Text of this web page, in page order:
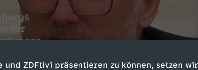
und ZDFtivi präsentieren zu können, setzen wir
für